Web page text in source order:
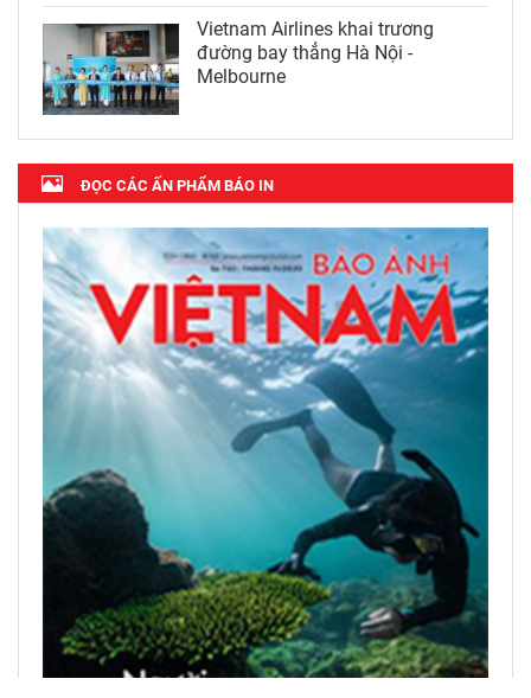
Vietnam Airlines khai trương
đường bay thẳng Hà Nội -
Melbourne
ĐỌC CÁC ẤN PHẨM BÁO IN